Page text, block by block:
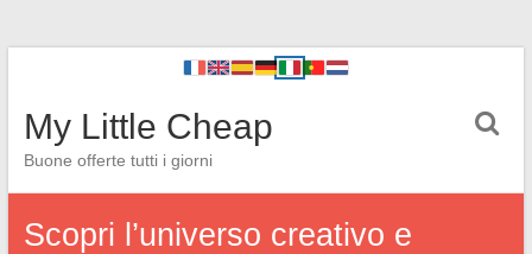
My Little Cheap
Buone offerte tutti i giorni
Scopri l’universo creativo e